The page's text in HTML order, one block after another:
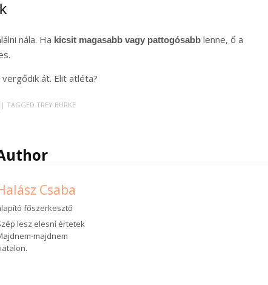
nála. Ha kicsit magasabb vagy pattogósabb lenne, ő a
át. Elit atléta?
| TAGGED TREY BURKE
Csaba
főszerkesztő
lesz elesni értetek
majdnem